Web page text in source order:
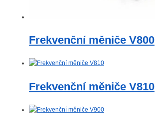
Frekvenční měniče V800
Frekvenční měniče V810